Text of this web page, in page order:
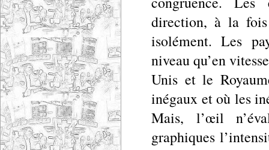
direction, à la
isolément. Les
niveau qu’en
Unis et le
inégaux et où les
Mais, l’œil
graphiques